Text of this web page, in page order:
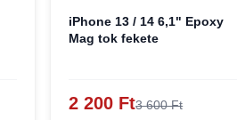
iPhone 13 / 14 6,1" Epoxy
Mag tok fekete
2 200 Ft3 600 Ft